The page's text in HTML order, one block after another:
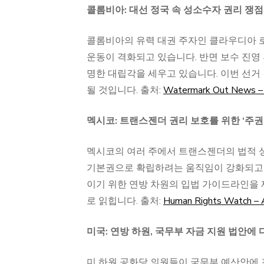
콜롬비아: 대선 정국 속 성소수자 권리 쟁
콜롬비아의 유력 대권 주자인 클라우디아
운동이 격화되고 있습니다. 반면 보수 진
명한 대립각을 세우고 있습니다. 이번 선
될 것입니다. 출처: Watermark Out News –
멕시코: 트랜스젠더 권리 보호를 위한 ‘주
멕시코의 여러 주에서 트랜스젠더의 법적
기본권으로 확립하려는 움직임이 강화되
이기 위한 연방 차원의 입법 가이드라인
로 읽힙니다. 출처: Human Rights Watch –
미국: 연방 하원, 국무부 자금 지원 법안에